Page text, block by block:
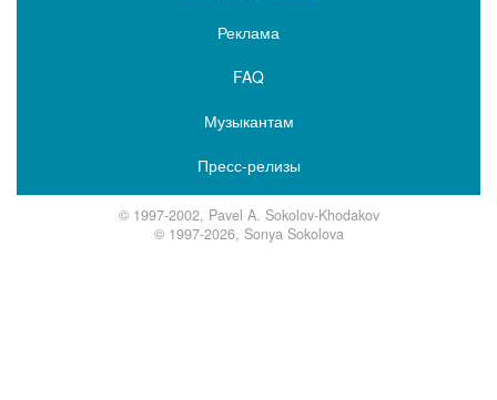
Реклама
FAQ
Музыкантам
Пресс-релизы
© 1997-2002, Pavel A. Sokolov-Khodakov
© 1997-2026, Sonya Sokolova